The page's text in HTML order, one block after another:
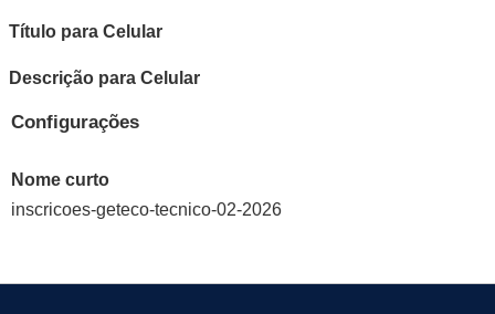
Título para Celular
Descrição para Celular
Configurações
Nome curto
inscricoes-geteco-tecnico-02-2026